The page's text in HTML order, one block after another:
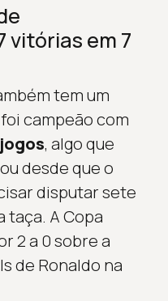
vitórias em 7
tem um
campeão com
, algo que
desde que o
disputar sete
taça. A Copa
2 a 0 sobre a
de Ronaldo na